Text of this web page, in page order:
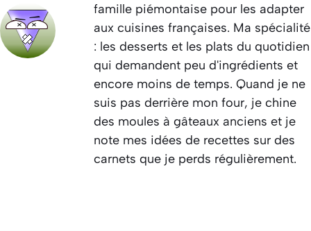
famille piémontaise pour les adapter
aux cuisines françaises. Ma spécialité
: les desserts et les plats du quotidien
qui demandent peu d'ingrédients et
encore moins de temps. Quand je ne
suis pas derrière mon four, je chine
des moules à gâteaux anciens et je
note mes idées de recettes sur des
carnets que je perds régulièrement.